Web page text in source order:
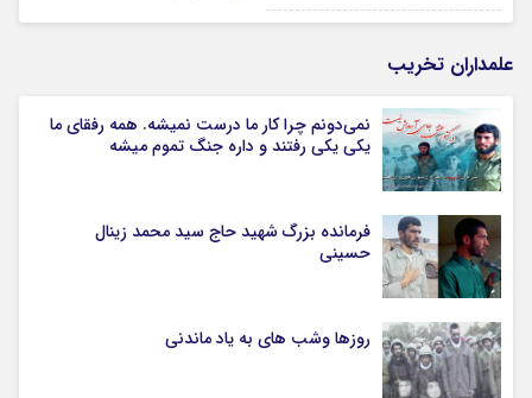
علمداران تخریب
نمی‌دونم چرا کار ما درست نمیشه. همه رفقای ما
یکی یکی رفتند و داره جنگ تموم میشه
فرمانده بزرگ شهید حاج سید محمد زینال
حسینی
روزها وشب های به یاد ماندنی